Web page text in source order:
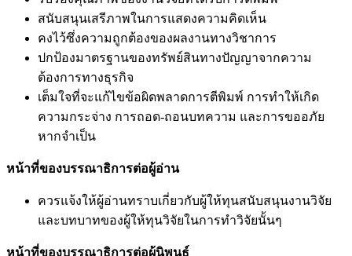
สนับสนุนเสรีภาพในการแสดงความคิดเห็น
คงไว้ซึ่งความถูกต้องของผลงานทางวิชาการ
ปกป้องมาตรฐานของทรัพย์สินทางปัญญาจากความ
ต้องการทางธุรกิจ
เต็มใจที่จะแก้ไขข้อผิดพลาดการตีพิมพ์ การทำให้เกิด
ความกระจ่าง การถอด-ถอนบทความ และการขออภัย
หากจำเป็น
หน้าที่ของบรรณาธิการต่อผู้อ่าน
ควรแจ้งให้ผู้อ่านทราบเกี่ยวกับผู้ให้ทุนสนับสนุนงานวิจัย
และบทบาทของผู้ให้ทุนวิจัยในการทำวิจัยนั้นๆ
หน้าที่ของบรรณาธิการต่อผู้นิพนธ์